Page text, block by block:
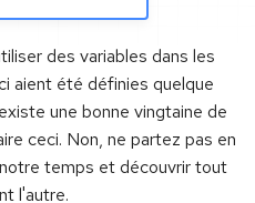
des variables dans les
aient été définies quelque
une bonne vingtaine de
ceci. Non, ne partez pas en
temps et découvrir tout
l'autre.